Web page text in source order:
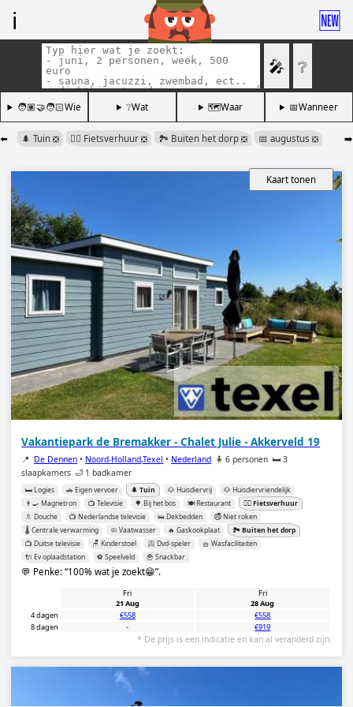
ℹ️ 🆕
🎤 ❔
🧑🏽‍🤝‍🧑🏻Wie ❔Wat 🗺️Waar 📅Wanneer
⬅️ ➡️
🌲 Tuin ❎ 🚴‍♂️ Fietsverhuur ❎ 🏞️ Buiten het dorp ❎ 📅 augustus ❎
Kaart tonen
Vakantiepark de Bremakker - Chalet Julie - Akkerveld 19
📍 De Dennen • Noord-Holland,Texel • Nederland 🧍 6 personen 🛏️ 3
slaapkamers 🛁 1 badkamer
🛏️ Logies 🚗 Eigen vervoer 🌲 Tuin 🐶 Huisdiervrij
🐶 Huisdiervriendelijk
👨‍🍳 Magnetron
📺 Televisie 🌳 Bij het bos 🍽️ Restaurant
🚴‍♂️ Fietsverhuur
🚿 Douche
📺 Nederlandse televisie 🛌 Dekbedden
🚭 Niet roken
🌡️ Centrale verwarming
🧼 Vaatwasser 🔥 Gaskookplaat
🏞️ Buiten het dorp
📺 Duitse televisie
🪑 Kinderstoel 📀 Dvd-speler
🧺 Wasfaciliteiten
🔌 Ev oplaadstation
⚽️ Speelveld 🍟 Snackbar
💬 Penke: 100% wat je zoekt😁 .
Fri
21 Aug
Fri
28 Aug
4 dagen
€558
€558
8 dagen
- €919
* De prijs is een indicatie en kan al veranderd zijn.